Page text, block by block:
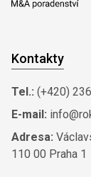
Kontakty
Tel.: (+420)
E-mail:
Adresa:
110 00 Praha 1